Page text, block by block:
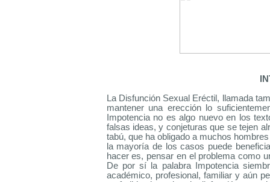
La Disfunción Sexual Eréctil , llamada
mantener una erecciónlo
Impotenciano es algo nuevo en los
falsas ideas, y conjeturas que se tejen
tabú, que ha obligado a muchos
la mayoría de los casos puede
hacer es, pensar en el problema como
De por sí la palabra
Impotencia
académico, profesional, familiar y aún